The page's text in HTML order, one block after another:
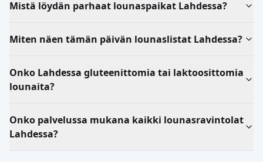
Mistä löydän parhaat lounaspaikat Lahdessa?
Miten näen tämän päivän lounaslistat Lahdessa?
Onko Lahdessa gluteenittomia tai laktoosittomia
lounaita?
Onko palvelussa mukana kaikki lounasravintolat
Lahdessa?